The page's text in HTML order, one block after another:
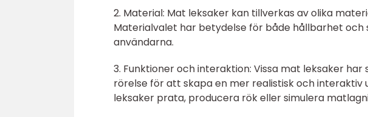
2. Material: Mat leksaker kan tillverkas av olika
Materialvalet har betydelse för både hållbarhet
användarna.
3. Funktioner och interaktion: Vissa mat leksaker
rörelse för att skapa en mer realistisk och interaktiv
leksaker prata, producera rök eller simulera